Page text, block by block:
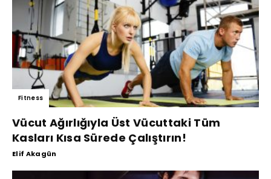
Fitness
Vücut Ağırlığıyla Üst Vücuttaki Tüm
Kasları Kısa Sürede Çalıştırın!
Elif Akagün